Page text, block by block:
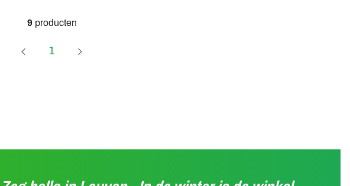
Page
1
9 producten